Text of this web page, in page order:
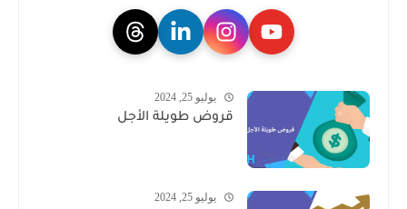
يوليو 25, 2024
قروض طويلة الأجل
يوليو 25, 2024